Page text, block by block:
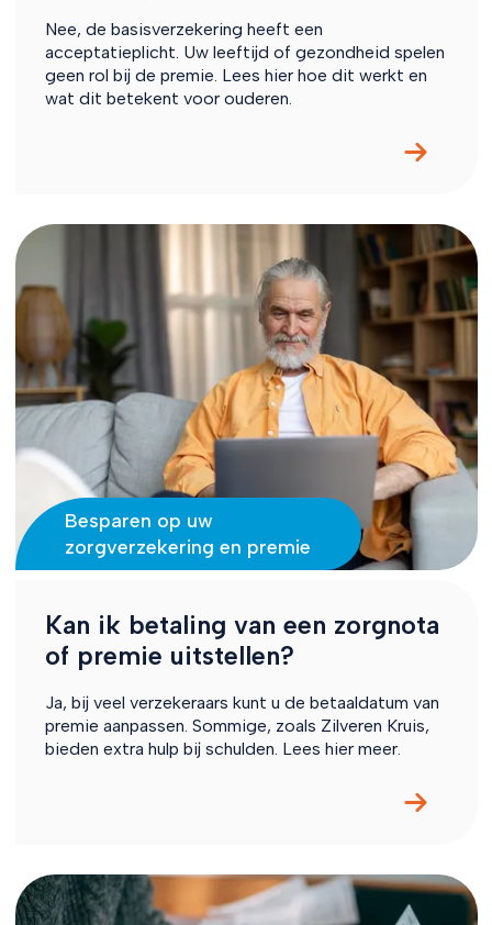
Nee, de basisverzekering heeft een
acceptatieplicht. Uw leeftijd of gezondheid spelen
geen rol bij de premie. Lees hier hoe dit werkt en
wat dit betekent voor ouderen.
Besparen op uw
zorgverzekering en premie
Kan ik betaling van een zorgnota
of premie uitstellen?
Ja, bij veel verzekeraars kunt u de betaaldatum van
premie aanpassen. Sommige, zoals Zilveren Kruis,
bieden extra hulp bij schulden. Lees hier meer.